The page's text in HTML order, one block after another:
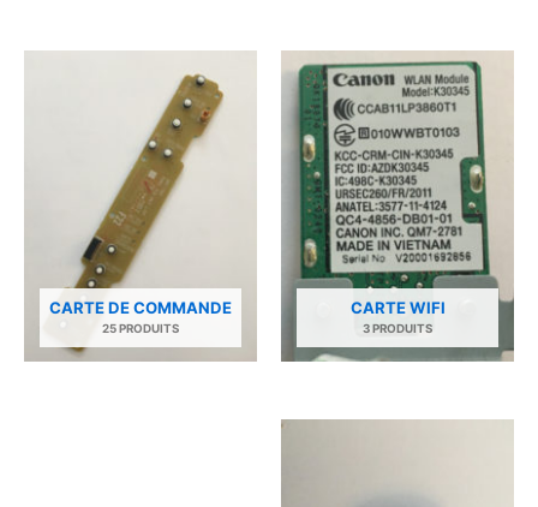
CARTE DE COMMANDE
25 PRODUITS
CARTE WIFI
3 PRODUITS